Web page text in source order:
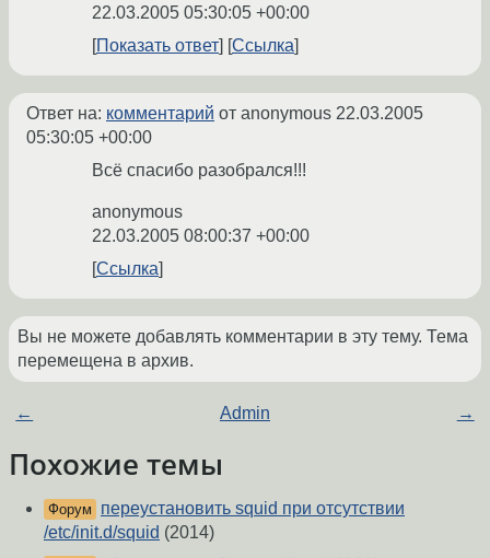
22.03.2005 05:30:05 +00:00
Показать ответ
Ссылка
Ответ на: комментарий от anonymous 22.03.2005
05:30:05 +00:00
Всё спасибо разобрался!!!
anonymous
22.03.2005 08:00:37 +00:00
Ссылка
Вы не можете добавлять комментарии в эту тему. Тема
перемещена в архив.
← Admin →
Похожие темы
Форум
переустановить squid при отсутствии
/etc/init.d/squid (2014)